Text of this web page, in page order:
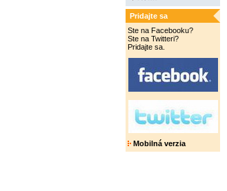
Pridajte sa
Ste na Facebooku?
Ste na Twitteri?
Pridajte sa.
Mobilná verzia